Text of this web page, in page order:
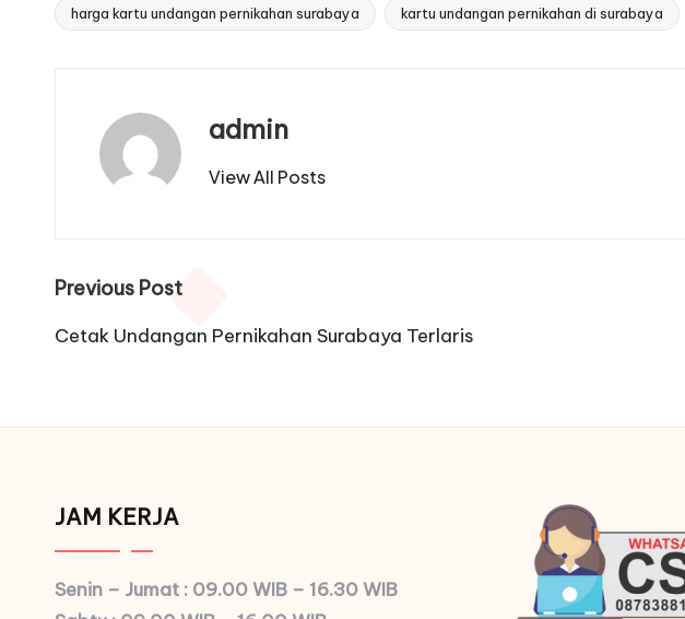
Tags:
harga kartu undangan pernikahan surabaya kartu undangan pernikahan di surabaya
admin
View All Posts
Post
navigation
Previous Post
Cetak Undangan Pernikahan Surabaya Terlaris
JAM KERJA
Senin – Jumat : 09.00 WIB – 16.30 WIB